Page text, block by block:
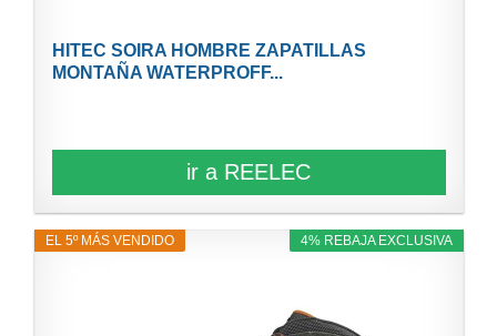
HITEC SOIRA HOMBRE ZAPATILLAS
MONTAÑA WATERPROFF...
ir a REELEC
4% REBAJA EXCLUSIVA
EL 5º MÁS VENDIDO